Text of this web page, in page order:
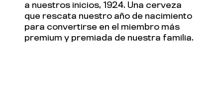
a nuestros inicios, 1924. Una cerveza
que rescata nuestro año de nacimiento
para convertirse en el miembro más
premium y premiada de nuestra familia.